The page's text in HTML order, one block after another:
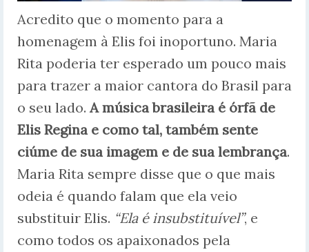
Acredito que o momento para a
homenagem à Elis foi inoportuno. Maria
Rita poderia ter esperado um pouco mais
para trazer a maior cantora do Brasil para
o seu lado. A música brasileira é órfã de
Elis Regina e como tal, também sente
ciúme de sua imagem e de sua lembrança.
Maria Rita sempre disse que o que mais
odeia é quando falam que ela veio
substituir Elis. “Ela é insubstituível”, e
como todos os apaixonados pela